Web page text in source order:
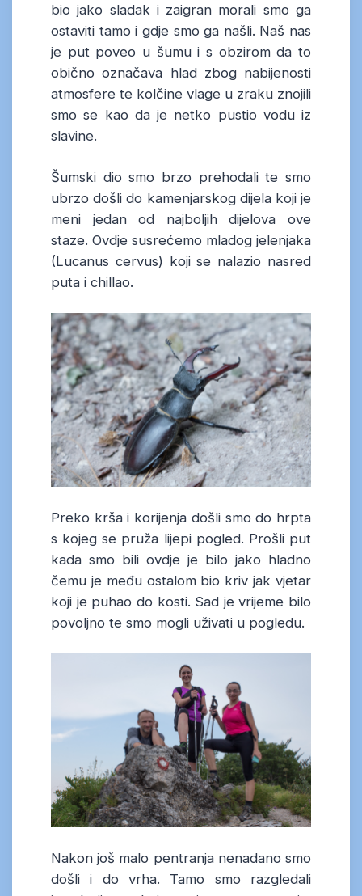
bio jako sladak i zaigran morali smo ga
ostaviti tamo i gdje smo ga našli. Naš nas
je put poveo u šumu i s obzirom da to
obično označava hlad zbog nabijenosti
atmosfere te kolčine vlage u zraku znojili
smo se kao da je netko pustio vodu iz
slavine.
Šumski dio smo brzo prehodali te smo
ubrzo došli do kamenjarskog dijela koji je
meni jedan od najboljih dijelova ove
staze. Ovdje susrećemo mladog jelenjaka
(Lucanus cervus) koji se nalazio nasred
puta i chillao.
Preko krša i korijenja došli smo do hrpta
s kojeg se pruža lijepi pogled. Prošli put
kada smo bili ovdje je bilo jako hladno
čemu je među ostalom bio kriv jak vjetar
koji je puhao do kosti. Sad je vrijeme bilo
povoljno te smo mogli uživati u pogledu.
Nakon još malo pentranja nenadano smo
došli i do vrha. Tamo smo razgledali